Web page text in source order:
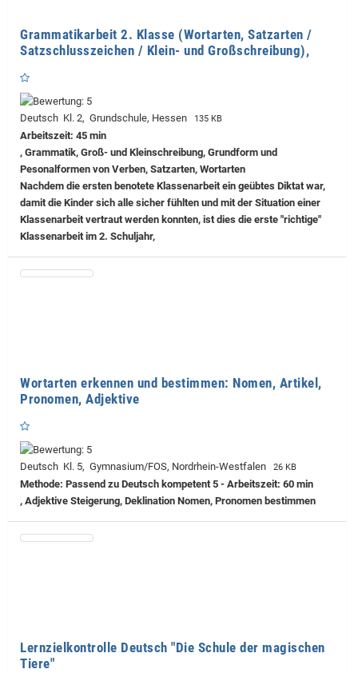
Grammatikarbeit 2. Klasse (Wortarten, Satzarten /
Satzschlusszeichen / Klein- und Großschreibung),
Deutsch Kl. 2, Grundschule, Hessen 135 KB
Arbeitszeit: 45 min
, Grammatik, Groß- und Kleinschreibung, Grundform und
Pesonalformen von Verben, Satzarten, Wortarten
Nachdem die ersten benotete Klassenarbeit ein geübtes Diktat war,
damit die Kinder sich alle sicher fühlten und mit der Situation einer
Klassenarbeit vertraut werden konnten, ist dies die erste "richtige"
Klassenarbeit im 2. Schuljahr,
Wortarten erkennen und bestimmen: Nomen, Artikel,
Pronomen, Adjektive
Deutsch Kl. 5, Gymnasium/FOS, Nordrhein-Westfalen 26 KB
Methode: Passend zu Deutsch kompetent 5 - Arbeitszeit: 60 min
, Adjektive Steigerung, Deklination Nomen, Pronomen bestimmen
Lernzielkontrolle Deutsch "Die Schule der magischen
Tiere"